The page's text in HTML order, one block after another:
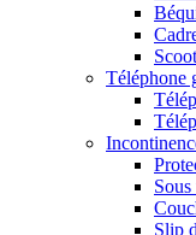
Téléphone
Slip